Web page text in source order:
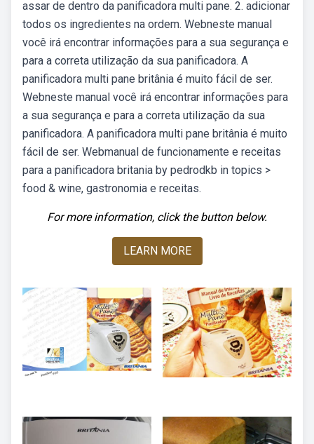
assar de dentro da panificadora multi pane. 2. adicionar
todos os ingredientes na ordem. Webneste manual
você irá encontrar informações para a sua segurança e
para a correta utilização da sua panificadora. A
panificadora multi pane britânia é muito fácil de ser.
Webneste manual você irá encontrar informações para
a sua segurança e para a correta utilização da sua
panificadora. A panificadora multi pane britânia é muito
fácil de ser. Webmanual de funcionamente e receitas
para a panificadora britania by pedrodkb in topics >
food & wine, gastronomia e receitas.
For more information, click the button below.
LEARN MORE